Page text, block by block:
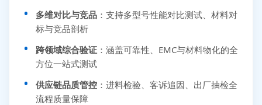
多维对比与竞品 ：支持多型号性能对比测试、材料对
标与竞品剖析
跨领域综合验证 ：涵盖可靠性、EMC与材料物化的全
方位一站式测试
供应链品质管控 ：进料检验、客诉追因、出厂抽检全
流程质量保障